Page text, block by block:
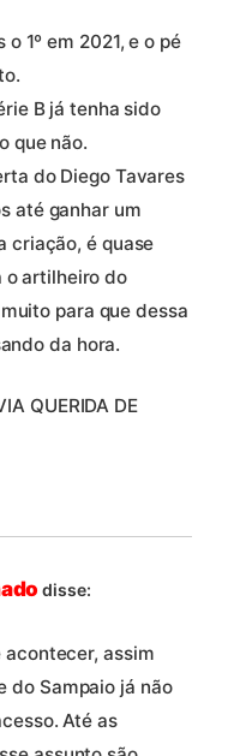
1º em 2021, e o pé
B já tenha sido
que não.
do Diego Tavares
até ganhar um
criação, é quase
o artilheiro do
para que dessa
da hora.
QUERIDA DE
disse:
assim
do Sampaio já não
Até as